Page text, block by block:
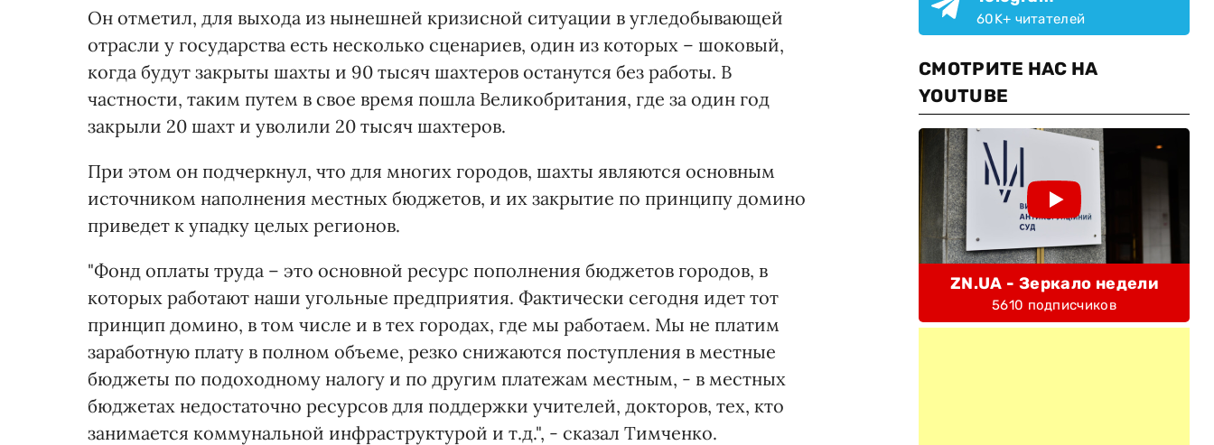
Он отметил, для выхода из нынешней кризисной ситуации в угледобывающей
отрасли у государства есть несколько сценариев, один из которых – шоковый,
когда будут закрыты шахты и 90 тысяч шахтеров останутся без работы. В
частности, таким путем в свое время пошла Великобритания, где за один год
закрыли 20 шахт и уволили 20 тысяч шахтеров.
При этом он подчеркнул, что для многих городов, шахты являются основным
источником наполнения местных бюджетов, и их закрытие по принципу домино
приведет к упадку целых регионов.
"Фонд оплаты труда – это основной ресурс пополнения бюджетов городов, в
которых работают наши угольные предприятия. Фактически сегодня идет тот
принцип домино, в том числе и в тех городах, где мы работаем. Мы не платим
заработную плату в полном объеме, резко снижаются поступления в местные
бюджеты по подоходному налогу и по другим платежам местным, - в местных
бюджетах недостаточно ресурсов для поддержки учителей, докторов, тех, кто
занимается коммунальной инфраструктурой и т.д.", - сказал Тимченко.
60K+ читателей
СМОТРИТЕ НАС НА
YOUTUBE
ZN.UA - Зеркало недели
5610 подписчиков